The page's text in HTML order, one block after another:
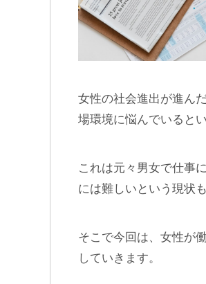
女性の社会進出が進ん
場環境に悩んでいると
これは元々男女で仕事
には難しいという現状
そこで今回は、女性が
していきます。